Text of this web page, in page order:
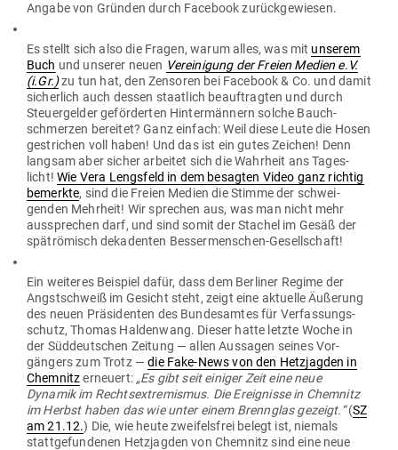
Angabe von Gründen durch Facebook zurückgewiesen.
Es stellt sich also die Fragen, warum alles, was mit unserem
Buch und unserer neuen Ver­ei­nigung der Freien Medien e.V.
(i.Gr.)zu tun hat, den Zen­soren bei Facebook & Co. und damit
sicherlich auch dessen staatlich beauf­tragten und durch
Steu­er­gelder geför­derten Hin­ter­männern solche Bauch­
schmerzen bereitet? Ganz einfach: Weil diese Leute die Hosen
gestrichen voll haben! Und das ist ein gutes Zeichen! Denn
langsam aber sicher arbeitet sich die Wahrheit ans Tages­
licht!Wie Vera Lengsfeld in dem besagten Video ganz richtig
bemerkte, sind die Freien Medien die Stimme der schwei­
genden Mehrheit! Wir sprechen aus, was man nicht mehr
aus­sprechen darf, und sind somit der Stachel im Gesäß der
spät­rö­misch deka­denten Bessermenschen-Gesellschaft!
Ein wei­teres Bei­spiel dafür, dass dem Ber­liner Regime der
Angst­schweiß im Gesicht steht, zeigt eine aktuelle Äußerung
des neuen Prä­si­denten des Bun­des­amtes für Ver­fas­sungs­
schutz, Thomas Hal­denwang. Dieser hatte letzte Woche in
der Süd­deut­schen Zeitung — allen Aus­sagen seines Vor­
gängers zum Trotz —die Fake-News von den Hetz­jagden in
Chemnitzerneuert: „Es gibt seit einiger Zeit eine neue
Dynamik im Rechts­extre­mismus. Die Ereig­nisse in Chemnitz
im Herbst haben das wie unter einem Brennglas gezeigt.“(SZ
am 21.12.) Die, wie heute zwei­felsfrei belegt ist, niemals
statt­ge­fun­denen Hetz­jagden von Chemnitz sind eine neue